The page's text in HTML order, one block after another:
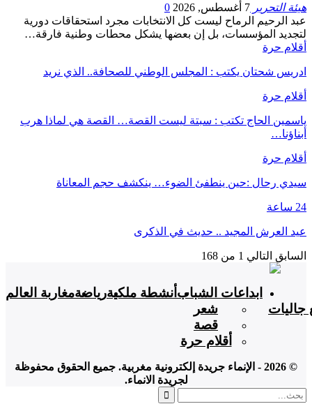
هيئة التحرير 7 أغسطس, 2026
0
عبد الرحيم الرماح ليست كل الانتخابات مجرد استحقاقات دورية
لتجديد المؤسسات، بل إن بعضها يشكل محطات وطنية فارقة…
أقلام حرة
ادريس شحتان يكتب : المجلس الوطني للصحافة.. الذي نريد
أقلام حرة
ياسمين الحاج تكتب : سبتة ليست القصة… القصة هي لماذا هرب
أبناؤنا…
أقلام حرة
سيدي رحال :حين ينطفئ الضوء… ينكشف حجم المعاناة
24 ساعة
عيد العرش المجيد .. حديث في الذكرى
السابق التالي 1 من 168
جاليات
ابداعات الشباب
شعر
قصة
أقلام حرة
أنشطة ملكيةرياضةمغاربة العالم
© 2026 - الإنماء جريدة إلكترونية مغربية. جميع الحقوق محفوظة
لجريدة الانماء.